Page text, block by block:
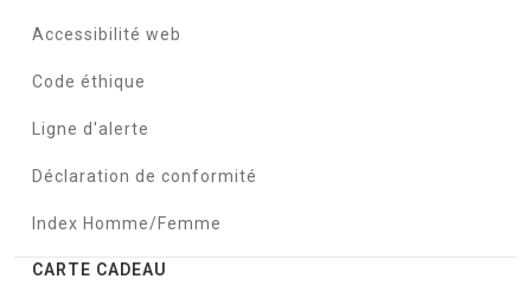
Accessibilité web
Code éthique
Ligne d'alerte
Déclaration de conformité
Index Homme/Femme
CARTE CADEAU